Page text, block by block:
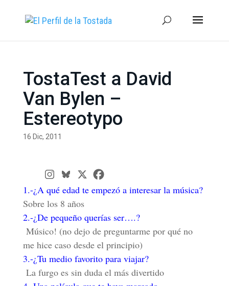
TostaTest a David
Van Bylen –
Estereotypo
16 Dic, 2011
1.-¿A qué edad te empezó a interesar la música?
Sobre los 8 años
2.-¿De pequeño querías ser….?
Músico! (no dejo de preguntarme por qué no
me hice caso desde el principio)
3.-¿Tu medio favorito para viajar?
La furgo es sin duda el más divertido